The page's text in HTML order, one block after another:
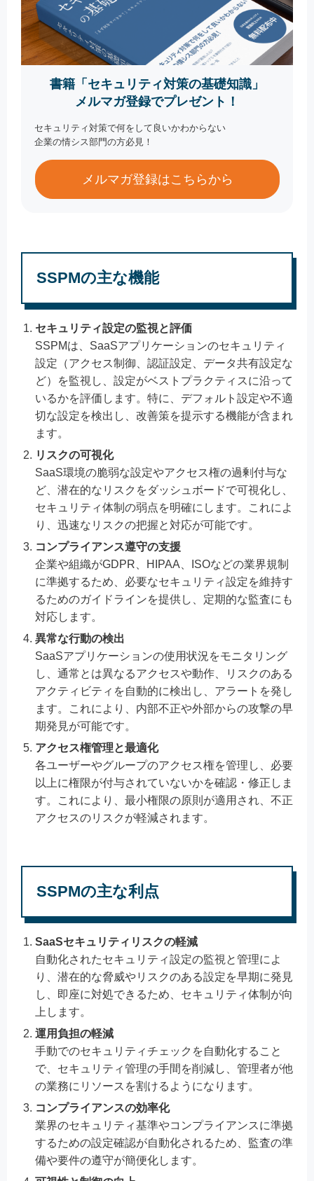
書籍「セキュリティ対策の基礎知識」
メルマガ登録でプレゼント！
セキュリティ対策で何をして良いかわからない
企業の情シス部門の方必見！
メルマガ登録はこちらから
SSPMの主な機能
セキュリティ設定の監視と評価
SSPMは、SaaSアプリケーションのセキュリティ
設定（アクセス制御、認証設定、データ共有設定な
ど）を監視し、設定がベストプラクティスに沿って
いるかを評価します。特に、デフォルト設定や不適
切な設定を検出し、改善策を提示する機能が含まれ
ます。
リスクの可視化
SaaS環境の脆弱な設定やアクセス権の過剰付与な
ど、潜在的なリスクをダッシュボードで可視化し、
セキュリティ体制の弱点を明確にします。これによ
り、迅速なリスクの把握と対応が可能です。
コンプライアンス遵守の支援
企業や組織がGDPR、HIPAA、ISOなどの業界規制
に準拠するため、必要なセキュリティ設定を維持す
るためのガイドラインを提供し、定期的な監査にも
対応します。
異常な行動の検出
SaaSアプリケーションの使用状況をモニタリング
し、通常とは異なるアクセスや動作、リスクのある
アクティビティを自動的に検出し、アラートを発し
ます。これにより、内部不正や外部からの攻撃の早
期発見が可能です。
アクセス権管理と最適化
各ユーザーやグループのアクセス権を管理し、必要
以上に権限が付与されていないかを確認・修正しま
す。これにより、最小権限の原則が適用され、不正
アクセスのリスクが軽減されます。
SSPMの主な利点
SaaSセキュリティリスクの軽減
自動化されたセキュリティ設定の監視と管理によ
り、潜在的な脅威やリスクのある設定を早期に発見
し、即座に対処できるため、セキュリティ体制が向
上します。
運用負担の軽減
手動でのセキュリティチェックを自動化すること
で、セキュリティ管理の手間を削減し、管理者が他
の業務にリソースを割けるようになります。
コンプライアンスの効率化
業界のセキュリティ基準やコンプライアンスに準拠
するための設定確認が自動化されるため、監査の準
備や要件の遵守が簡便化します。